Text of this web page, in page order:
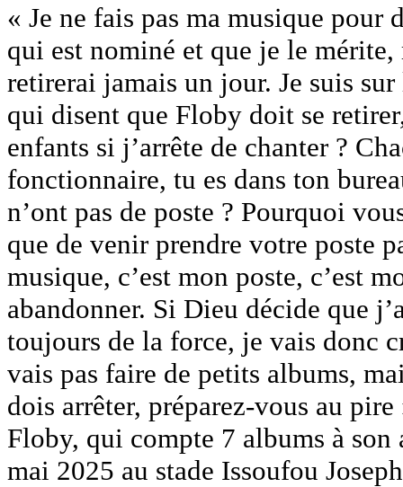
« Je ne fais pas ma musique pour
qui est nominé et que je le
retirerai jamais un jour. Je suis
qui disent que Floby doit se
enfants si j’arrête de chanter ?
fonctionnaire, tu es dans ton
n’ont pas de poste ? Pourquoi
que de venir prendre votre poste
musique, c’est mon poste, c’est
abandonner. Si Dieu décide que
toujours de la force, je vais donc
vais pas faire de petits albums,
dois arrêter, préparez-vous au
Floby, qui compte 7 albums à
mai 2025 au stade Issoufou